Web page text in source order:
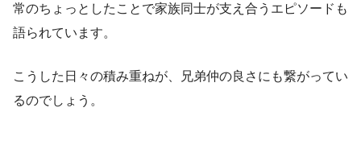
常のちょっとしたことで家族同士が支え合うエピソードも
語られています。
こうした日々の積み重ねが、兄弟仲の良さにも繋がってい
るのでしょう。